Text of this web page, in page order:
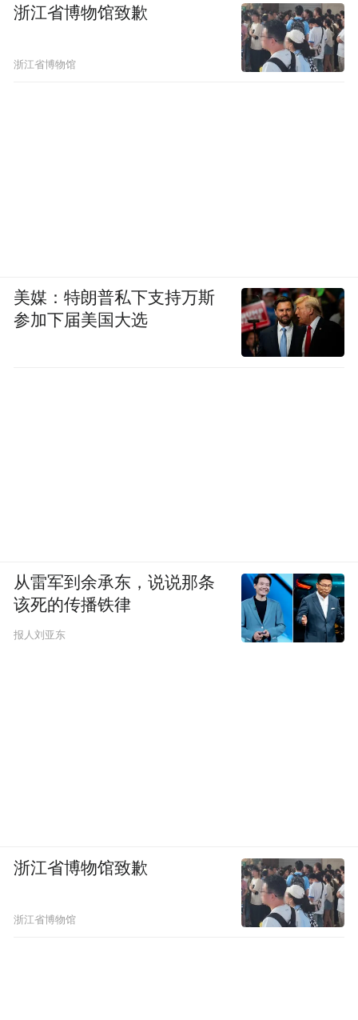
浙江省博物馆致歉
浙江省博物馆
美媒：特朗普私下支持万斯
参加下届美国大选
从雷军到余承东，说说那条
该死的传播铁律
报人刘亚东
浙江省博物馆致歉
浙江省博物馆